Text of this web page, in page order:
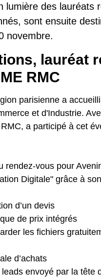
lumière des lauréats
sont ensuite
novembre.
lauréat
RMC
parisienne a
et d'Industrie.
a participé à cet
rendez-vous pour
Digitale" grâce à
d’un devis
de prix intégrés
les fichiers
d’achats
leads envoyé par la